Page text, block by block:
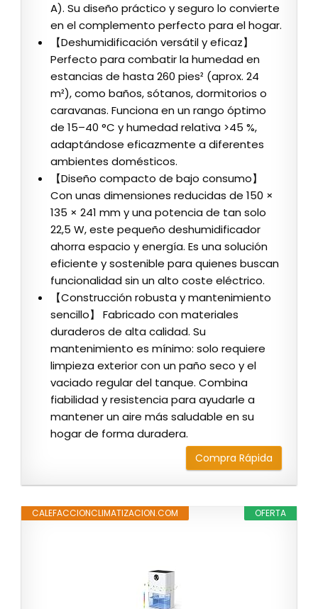
A). Su diseño práctico y seguro lo convierte
en el complemento perfecto para el hogar.
【Deshumidificación versátil y eficaz】
Perfecto para combatir la humedad en
estancias de hasta 260 pies² (aprox. 24
m²), como baños, sótanos, dormitorios o
caravanas. Funciona en un rango óptimo
de 15–40 °C y humedad relativa >45 %,
adaptándose eficazmente a diferentes
ambientes domésticos.
【Diseño compacto de bajo consumo】
Con unas dimensiones reducidas de 150 ×
135 × 241 mm y una potencia de tan solo
22,5 W, este pequeño deshumidificador
ahorra espacio y energía. Es una solución
eficiente y sostenible para quienes buscan
funcionalidad sin un alto coste eléctrico.
【Construcción robusta y mantenimiento
sencillo】 Fabricado con materiales
duraderos de alta calidad. Su
mantenimiento es mínimo: solo requiere
limpieza exterior con un paño seco y el
vaciado regular del tanque. Combina
fiabilidad y resistencia para ayudarle a
mantener un aire más saludable en su
hogar de forma duradera.
Compra Rápida
OFERTA
CALEFACCIONCLIMATIZACION.COM